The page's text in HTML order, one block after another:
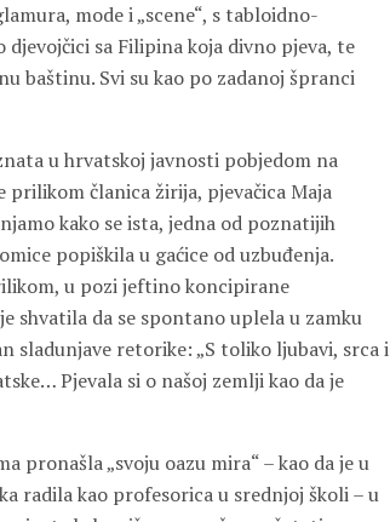
mode i „scene“, s tabloidno-
sa Filipina koja divno pjeva, te
baštinu. Svi su kao po zadanoj špranci
u hrvatskoj javnosti pobjedom na
članica žirija, pjevačica Maja
kako se ista, jedna od poznatijih
popiškila u gaćice od uzbuđenja.
u pozi jeftino koncipirane
shvatila da se spontano uplela u zamku
sladunjave retorike: „S toliko ljubavi, srca i
Pjevala si o našoj zemlji kao da je
pronašla „svoju oazu mira“ – kao da je u
radila kao profesorica u srednjoj školi – u